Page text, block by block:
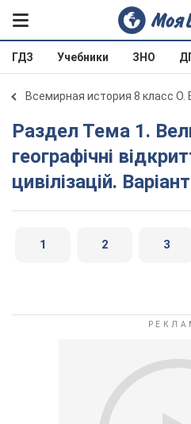
ГДЗ Учебники ЗНО
Всемирная история 8 класс О.
Раздел Тема 1. Великі
географічні
цивілізацій.
1 2 3